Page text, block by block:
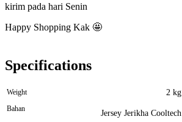
kirim pada hari Senin
Happy Shopping Kak 🤩
Specifications
Weight 2 kg
Bahan Jersey Jerikha Cooltech